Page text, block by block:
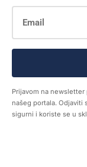
Prijavom na
našeg portala. Odjaviti
sigurni i koriste se u